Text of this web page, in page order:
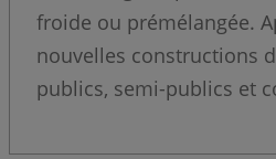
froide ou prémélangée.
nouvelles constructions
publics, semi-publics et